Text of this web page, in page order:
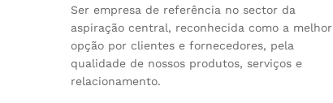
Ser empresa de referência no sector da
aspiração central, reconhecida como a melhor
opção por clientes e fornecedores, pela
qualidade de nossos produtos, serviços e
relacionamento.